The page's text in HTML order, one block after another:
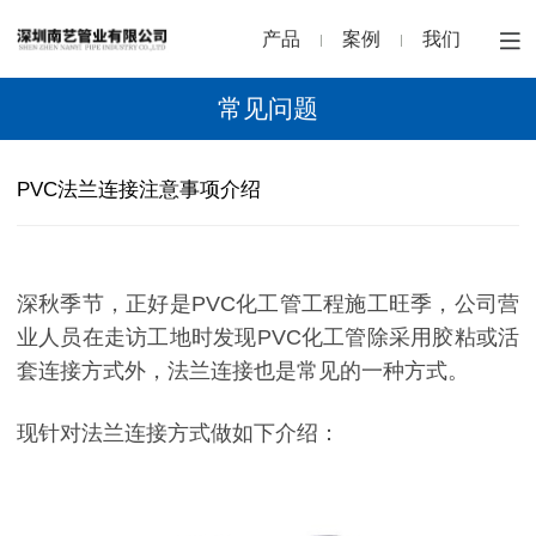
产品 案例 我们
常见问题
PVC法兰连接注意事项介绍
深秋季节，正好是PVC化工管工程施工旺季，公司营
业人员在走访工地时发现PVC化工管除采用胶粘或活
套连接方式外，法兰连接也是常见的一种方式。
现针对法兰连接方式做如下介绍：